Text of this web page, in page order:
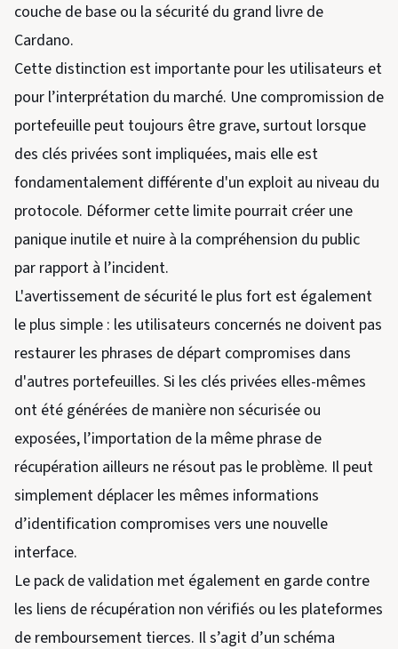
couche de base ou la sécurité du grand livre de
Cardano.
Cette distinction est importante pour les utilisateurs et
pour l’interprétation du marché. Une compromission de
portefeuille peut toujours être grave, surtout lorsque
des clés privées sont impliquées, mais elle est
fondamentalement différente d'un exploit au niveau du
protocole. Déformer cette limite pourrait créer une
panique inutile et nuire à la compréhension du public
par rapport à l’incident.
L'avertissement de sécurité le plus fort est également
le plus simple : les utilisateurs concernés ne doivent pas
restaurer les phrases de départ compromises dans
d'autres portefeuilles. Si les clés privées elles-mêmes
ont été générées de manière non sécurisée ou
exposées, l’importation de la même phrase de
récupération ailleurs ne résout pas le problème. Il peut
simplement déplacer les mêmes informations
d’identification compromises vers une nouvelle
interface.
Le pack de validation met également en garde contre
les liens de récupération non vérifiés ou les plateformes
de remboursement tierces. Il s’agit d’un schéma